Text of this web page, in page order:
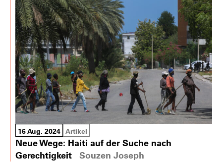
16 Aug. 2024 Artikel
Neue Wege: Haiti auf der Suche nach
Gerechtigkeit
Souzen Joseph